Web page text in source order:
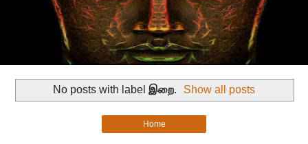
No posts with label இறை. Show all posts
Home